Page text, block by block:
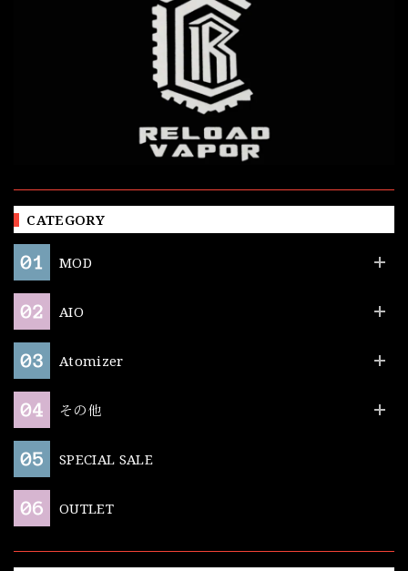
CATEGORY
MOD
AIO
Atomizer
その他
SPECIAL SALE
OUTLET